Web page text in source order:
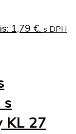
1,79 €. s DPH
s
KL 27